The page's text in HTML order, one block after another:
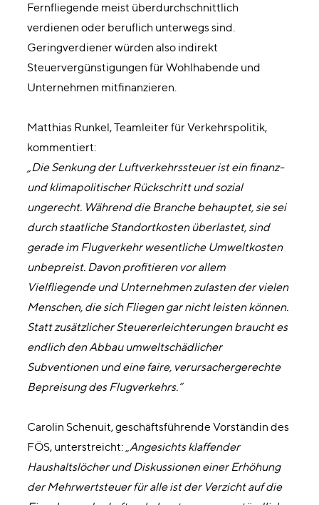
Fernfliegende meist überdurchschnittlich
verdienen oder beruflich unterwegs sind.
Geringverdiener würden also indirekt
Steuervergünstigungen für Wohlhabende und
Unternehmen mitfinanzieren.
Matthias Runkel, Teamleiter für Verkehrspolitik,
kommentiert:
„Die Senkung der Luftverkehrssteuer ist ein finanz-
und klimapolitischer Rückschritt und sozial
ungerecht. Während die Branche behauptet, sie sei
durch staatliche Standortkosten überlastet, sind
gerade im Flugverkehr wesentliche Umweltkosten
unbepreist. Davon profitieren vor allem
Vielfliegende und Unternehmen zulasten der vielen
Menschen, die sich Fliegen gar nicht leisten können.
Statt zusätzlicher Steuererleichterungen braucht es
endlich den Abbau umweltschädlicher
Subventionen und eine faire, verursachergerechte
Bepreisung des Flugverkehrs.“
Carolin Schenuit, geschäftsführende Vorständin des
FÖS, unterstreicht: „Angesichts klaffender
Haushaltslöcher und Diskussionen einer Erhöhung
der Mehrwertsteuer für alle ist der Verzicht auf die